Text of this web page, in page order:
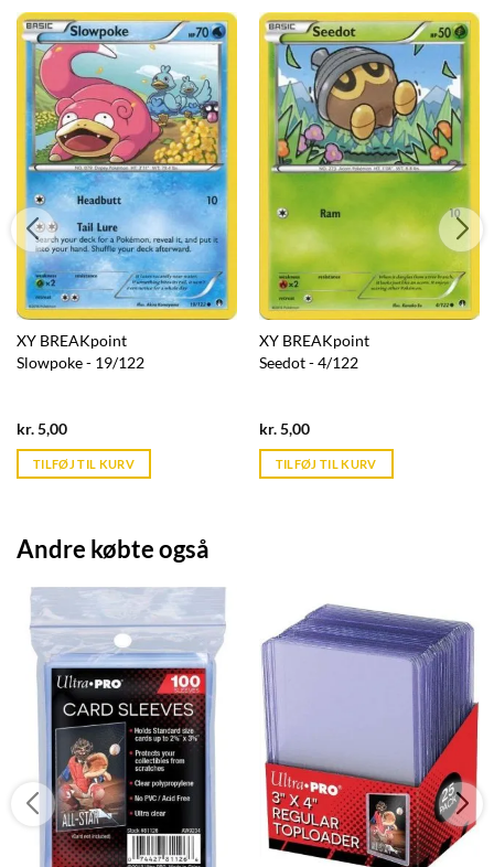
XY BREAKpoint
Slowpoke - 19/122
kr.5,00Current
is:
kr. 39,95.
TILFØJ TIL KURV
XY BREAKpoint
Seedot - 4/122
kr.5,00Current
is:
kr. 39,95.
TILFØJ TIL KURV
Andre købte også